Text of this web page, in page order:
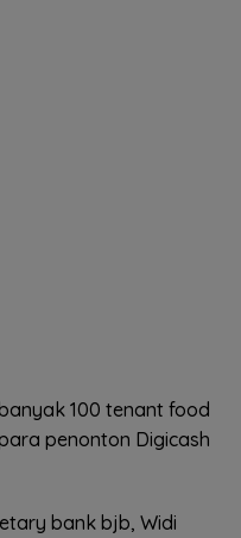
100 tenant food
penonton Digicash
bank bjb, Widi